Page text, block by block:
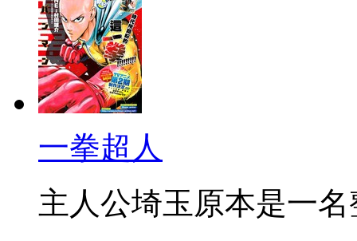
一拳超人
主人公埼玉原本是一名